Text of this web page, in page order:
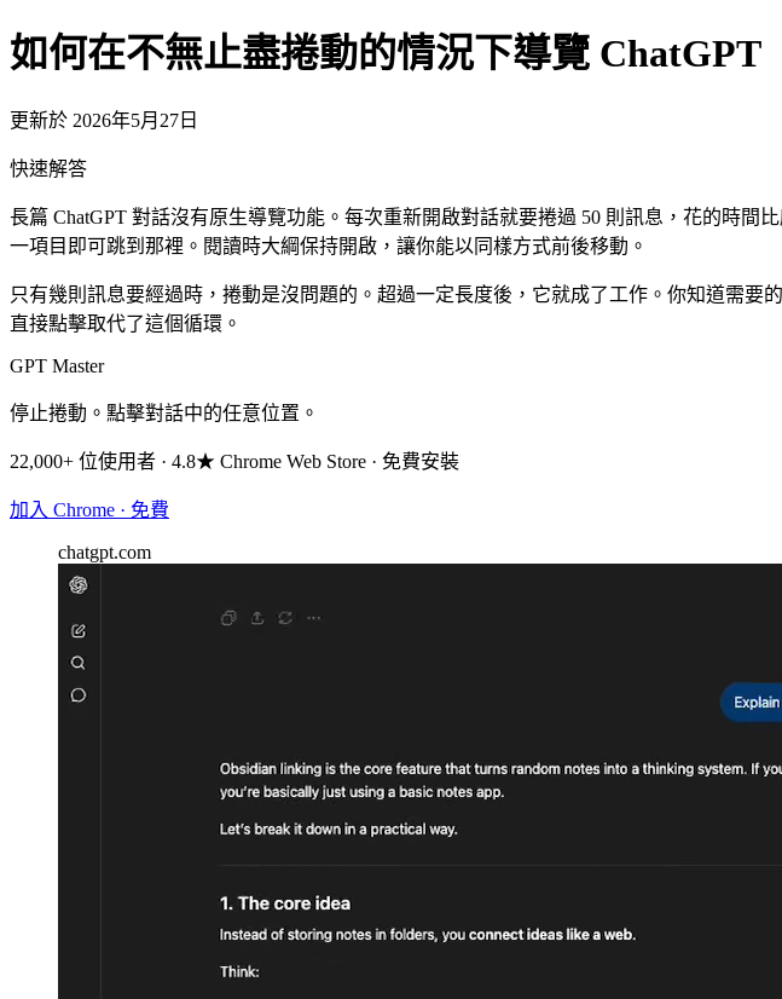
如何在不無止盡捲動的情況下導覽 ChatGPT
更新於 2026年5月27日
快速解答
長篇 ChatGPT 對話沒有原生導覽功能。每次重新開啟對話就要捲過 50 則訊息，花的時
一項目即可跳到那裡。閱讀時大綱保持開啟，讓你能以同樣方式前後移動。
只有幾則訊息要經過時，捲動是沒問題的。超過一定長度後，它就成了工作。你知道需
直接點擊取代了這個循環。
GPT Master
停止捲動。點擊對話中的任意位置。
22,000+ 位使用者 · 4.8★ Chrome Web Store · 免費安裝
加入 Chrome · 免費
chatgpt.com